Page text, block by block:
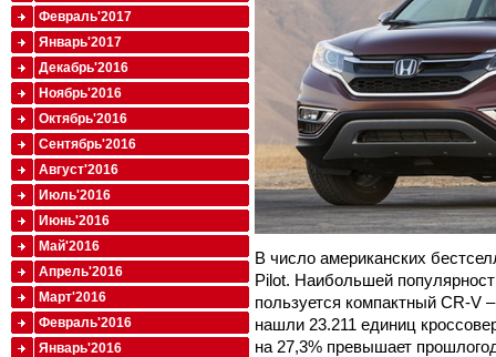
В число американских
Pilot. Наибольшей
пользуется компактныйCR-V
нашли 23.211 единиц
на 27,3% превышает
Февраль'2017
Январь'2017
Декабрь'2016
Ноябрь'2016
Октябрь'2016
Сентябрь'2016
Август'2016
Июль'2016
Июнь'2016
Май'2016
Апрель'2016
Март'2016
Февраль'2016
Январь'2016